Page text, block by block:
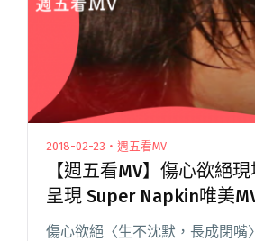
2018-02-23・週五看MV
【週五看MV】傷心欲絕
呈現 Super Napkin唯美
傷心欲絕〈生不沈默，長成閉嘴